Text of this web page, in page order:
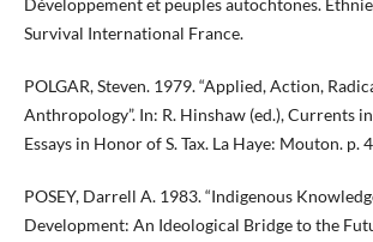
Développement et peuples autochtones.
Survival International France.
POLGAR, Steven. 1979. “Applied, Action,
Anthropology”. In: R. Hinshaw (ed.), Currents
Essays in Honor of S. Tax. La Haye: Mouton. p.
POSEY, Darrell A. 1983. “Indigenous
Development: An Ideological Bridge to the